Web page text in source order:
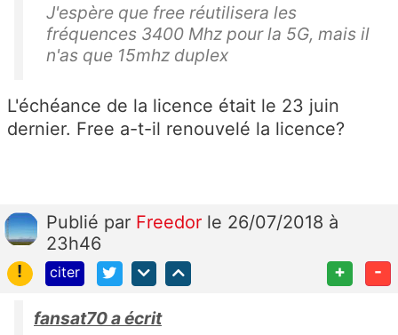
J'espère que free réutilisera les
fréquences 3400 Mhz pour la 5G, mais il
n'as que 15mhz duplex
L'échéance de la licence était le 23 juin
dernier. Free a-t-il renouvelé la licence?
Publié par Freedor le 26/07/2018 à
23h46
!
citer + -
fansat70 a écrit